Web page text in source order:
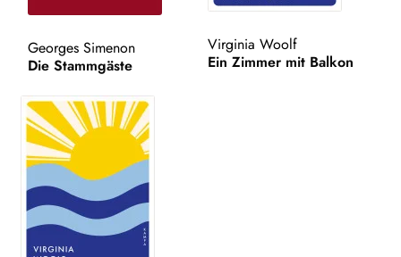
Search:
Georges Simenon
Die Stammgäste
Virginia Woolf
Ein Zimmer mit Balkon